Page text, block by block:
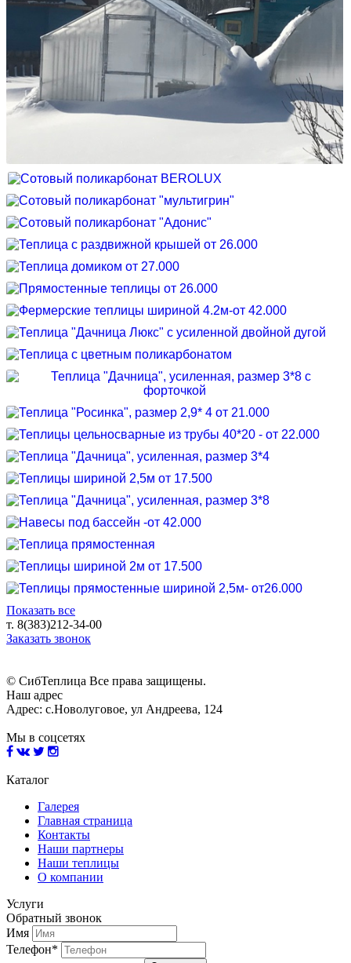
Показать все
т. 8(383)212-34-00
Заказать звонок
© СибТеплица Все права защищены.
Наш адрес
Адрес: с.Новолуговое, ул Андреева, 124
Мы в соцсетях
Каталог
Галерея
Главная страница
Контакты
Наши партнеры
Наши теплицы
О компании
Услуги
Обратный звонок
Имя
Телефон*